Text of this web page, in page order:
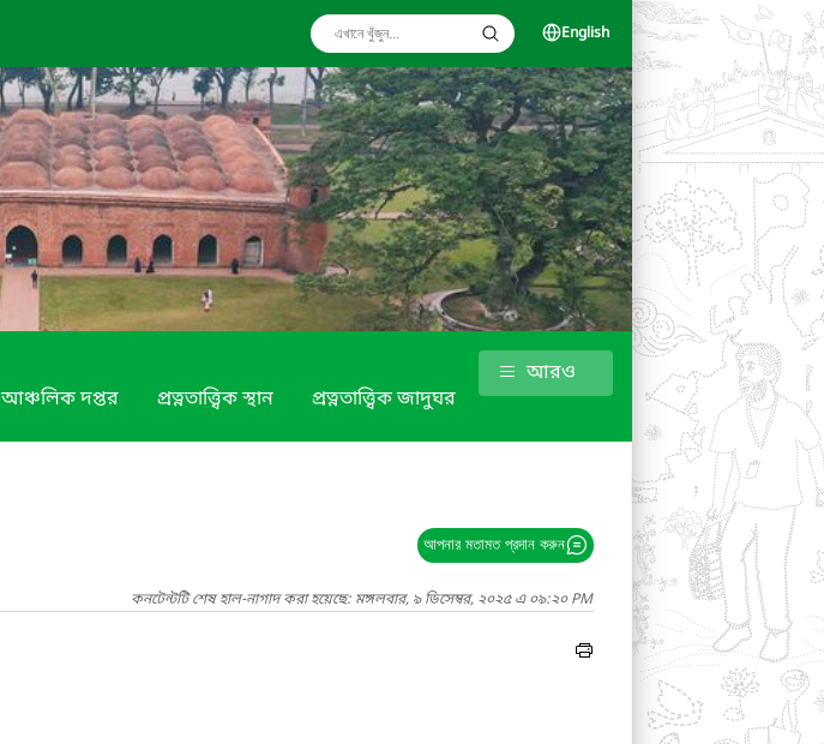
English
আঞ্চলিক দপ্তর প্রত্নতাত্ত্বিক স্থান প্রত্নতাত্ত্বিক জাদুঘর
আরও
আপনার মতামত প্রদান করুন
কনটেন্টটি শেষ হাল-নাগাদ করা হয়েছে: মঙ্গলবার, ৯ ডিসেম্বর, ২০২৫ এ ০৯:২০ PM